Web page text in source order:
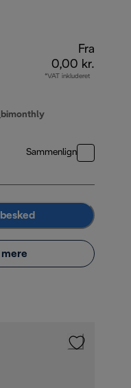
Fra
0,00 kr.
*VAT inkluderet
Sammenlign
mere